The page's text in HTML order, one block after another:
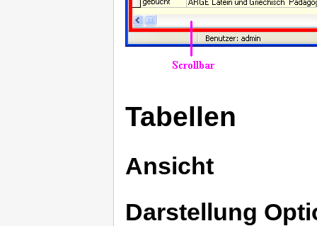
Tabellen
Ansicht
Darstellung